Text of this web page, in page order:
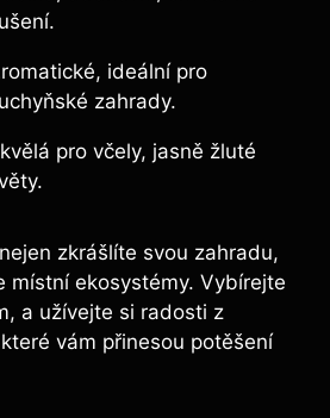
ideální pro
zahrady.
pro včely, jasně žluté
zkrášlíte svou zahradu,
místní ekosystémy. Vybírejte
a užívejte si radosti z
vám přinesou potěšení